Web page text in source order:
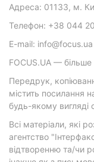
Адреса: 01133, м.
Телефон: +38 044
E-mail: info@focus.ua
FOCUS.UA —
Передрук,
містить посилання
будь-якому вигляді
Всі матеріали, які
агентство
відтворенню та/чи